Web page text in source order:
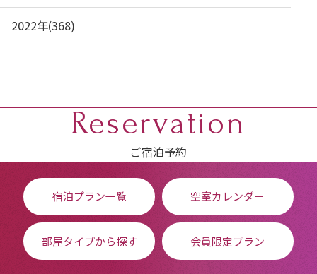
2022年(368)
Reservation
ご宿泊予約
宿泊プラン一覧 空室カレンダー
部屋タイプから探す 会員限定プラン